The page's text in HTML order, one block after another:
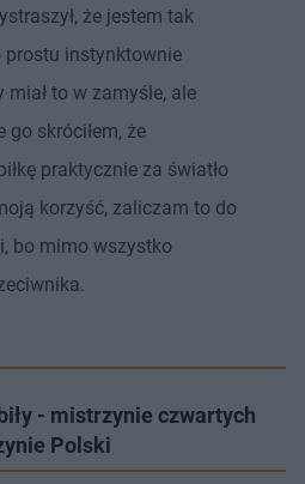
że jestem tak
prostu instynktownie
miał to w zamyśle, ale
go skróciłem, że
praktycznie za światło
korzyść, zaliczam to do
bo mimo wszystko
- mistrzynie czwartych
Polski